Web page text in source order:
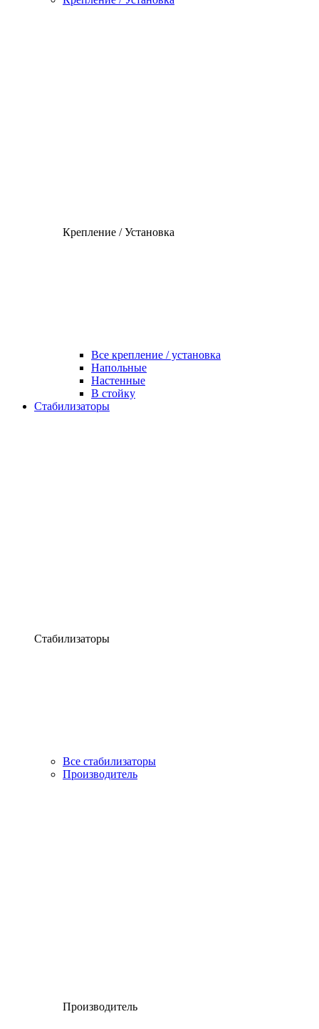
Крепление / Установка
Все крепление / установка
Напольные
Настенные
В стойку
Стабилизаторы
Стабилизаторы
Все стабилизаторы
Производитель
Производитель